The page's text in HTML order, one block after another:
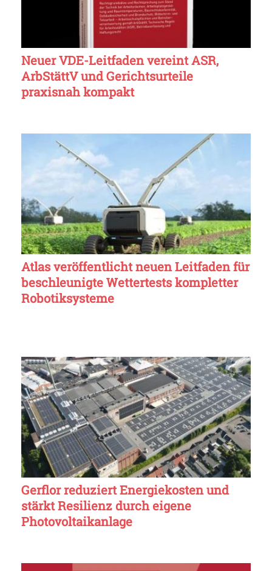
Neuer VDE-Leitfaden vereint ASR,
ArbStättV und Gerichtsurteile
praxisnah kompakt
Atlas veröffentlicht neuen Leitfaden für
beschleunigte Wettertests kompletter
Robotiksysteme
Gerflor reduziert Energiekosten und
stärkt Resilienz durch eigene
Photovoltaikanlage